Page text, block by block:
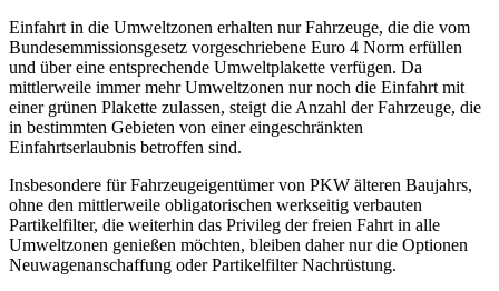
Einfahrt in die Umweltzonen erhalten nur Fahrzeuge, die die vom
Bundesemmissionsgesetz vorgeschriebene Euro 4 Norm erfüllen
und über eine entsprechende Umweltplakette verfügen. Da
mittlerweile immer mehr Umweltzonen nur noch die Einfahrt mit
einer grünen Plakette zulassen, steigt die Anzahl der Fahrzeuge, die
in bestimmten Gebieten von einer eingeschränkten
Einfahrtserlaubnis betroffen sind.
Insbesondere für Fahrzeugeigentümer von PKW älteren Baujahrs,
ohne den mittlerweile obligatorischen werkseitig verbauten
Partikelfilter, die weiterhin das Privileg der freien Fahrt in alle
Umweltzonen genießen möchten, bleiben daher nur die Optionen
Neuwagenanschaffung oder Partikelfilter Nachrüstung.